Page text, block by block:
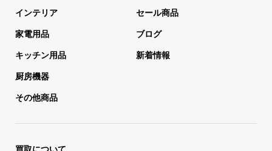
インテリア
家電用品
キッチン用品
厨房機器
その他商品
セール商品
ブログ
新着情報
買取について